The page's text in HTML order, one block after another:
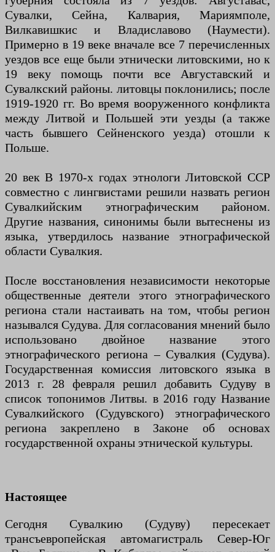
Сувалки, Сейна, Калвария, Мариямполе,
Вилкавишкис и Владиславово (Наумести).
Примерно в 19 веке вначале все 7 перечисленных
уездов все еще были этнически литовскими, но к
19 веку помощь почти все Августавский и
Сувалкский районы. литовцы поклонились; после
1919-1920 гг. Во время вооруженного конфликта
между Литвой и Польшей эти уезды (а также
часть бывшего Сейненского уезда) отошли к
Польше.
20 век В 1970-х годах этнологи Литовской ССР
совместно с лингвистами решили назвать регион
Сувалкийским этнографическим районом.
Другие названия, синонимы были вытеснены из
языка, утвердилось название этнографической
области Сувалкия.
После восстановления независимости некоторые
общественные деятели этого этнографического
региона стали настаивать на том, чтобы регион
назывался Судува. Для согласования мнений было
использовано двойное название этого
этнографического региона – Сувалкия (Судува).
Государственная комиссия литовского языка в
2013 г. 28 февраля решил добавить Судуву в
список топонимов Литвы. в 2016 году Название
Сувалкийского (Судувского) этнографического
региона закреплено в Законе об основах
государственной охраны этнической культуры.
Настоящее
Сегодня Сувалкию (Судуву) пересекает
трансъевропейская автомагистраль Север-Юг